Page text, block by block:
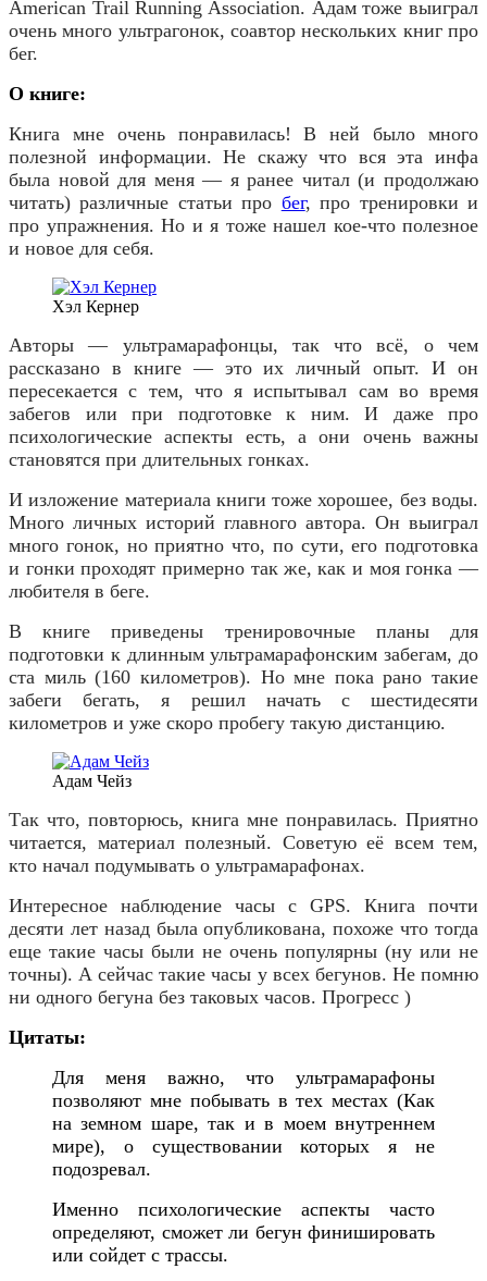
American Trail Running Association. Адам тоже выиграл
очень много ультрагонок, соавтор нескольких книг про
бег.
О книге:
Книга мне очень понравилась! В ней было много
полезной информации. Не скажу что вся эта инфа
была новой для меня — я ранее читал (и продолжаю
читать) различные статьи про бег, про тренировки и
про упражнения. Но и я тоже нашел кое-что полезное
и новое для себя.
Хэл Кернер
Авторы — ультрамарафонцы, так что всё, о чем
рассказано в книге — это их личный опыт. И он
пересекается с тем, что я испытывал сам во время
забегов или при подготовке к ним. И даже про
психологические аспекты есть, а они очень важны
становятся при длительных гонках.
И изложение материала книги тоже хорошее, без воды.
Много личных историй главного автора. Он выиграл
много гонок, но приятно что, по сути, его подготовка
и гонки проходят примерно так же, как и моя гонка —
любителя в беге.
В книге приведены тренировочные планы для
подготовки к длинным ультрамарафонским забегам, до
ста миль (160 километров). Но мне пока рано такие
забеги бегать, я решил начать с шестидесяти
километров и уже скоро пробегу такую дистанцию.
Адам Чейз
Так что, повторюсь, книга мне понравилась. Приятно
читается, материал полезный. Советую её всем тем,
кто начал подумывать о ультрамарафонах.
Интересное наблюдение часы с GPS. Книга почти
десяти лет назад была опубликована, похоже что тогда
еще такие часы были не очень популярны (ну или не
точны). А сейчас такие часы у всех бегунов. Не помню
ни одного бегуна без таковых часов. Прогресс )
Цитаты:
Для меня важно, что ультрамарафоны
позволяют мне побывать в тех местах (Как
на земном шаре, так и в моем внутреннем
мире), о существовании которых я не
подозревал.
Именно психологические аспекты часто
определяют, сможет ли бегун финишировать
или сойдет с трассы.